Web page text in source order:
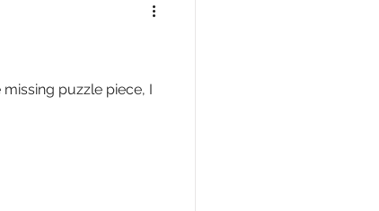
missing puzzle piece, I